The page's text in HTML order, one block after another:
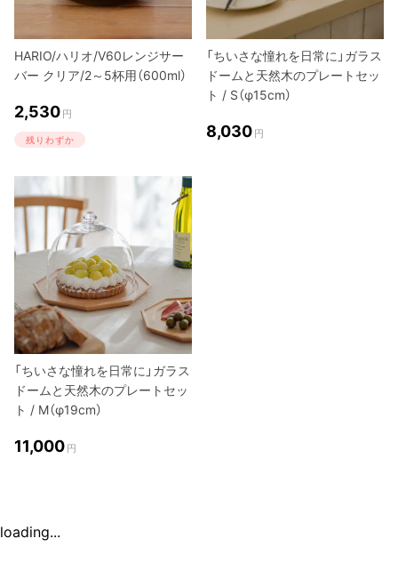
HARIO/ハリオ/V60レンジサー
バー クリア/2～5杯用（600ml）
2,530 円
残りわずか
「ちいさな憧れを日常に」ガラス
ドームと天然木のプレートセッ
ト / S（φ15cm）
8,030 円
「ちいさな憧れを日常に」ガラス
ドームと天然木のプレートセッ
ト / M（φ19cm）
11,000 円
loading...